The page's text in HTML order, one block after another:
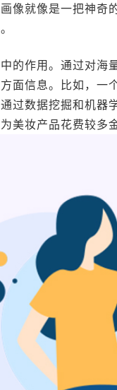
像就像是一把神
的作用。通过对
面信息。比如，
过数据挖掘和机
美妆产品花费较多